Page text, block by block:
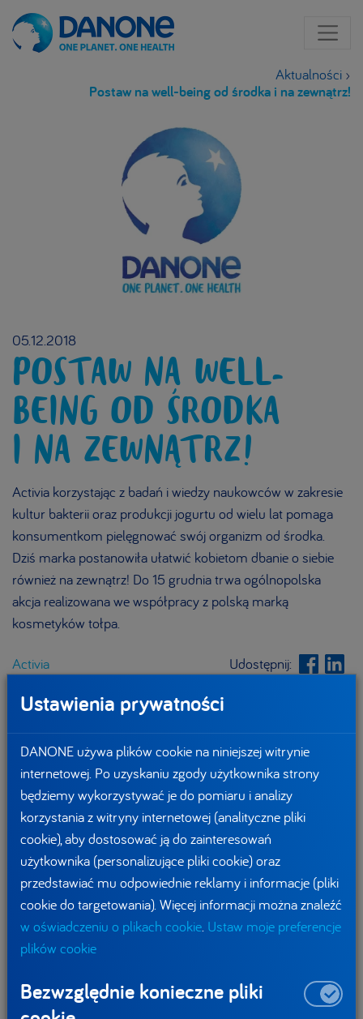
Aktualności ›
Postaw na well-being od środka i na zewnątrz!
05.12.2018
POSTAW NA WELL-
BEING OD ŚRODKA
I NA ZEWNĄTRZ!
Activia korzystając z badań i wiedzy naukowców w zakresie
kultur bakterii oraz produkcji jogurtu od wielu lat pomaga
konsumentkom pielęgnować swój organizm od środka.
Dziś marka postanowiła ułatwić kobietom dbanie o siebie
również na zewnątrz! Do 15 grudnia trwa ogólnopolska
akcja realizowana we współpracy z polską marką
kosmetyków tołpa.
Activia Udostępnij:
W trosce o zdrowie staramy się częściej jeść warzywa
i owoce (ok. 70 % ankietowanych), dbamy o regularne
nawodnienie (66 %) oraz sięgamy po przetwory mleczne
(51 %) - potwierdzają badania Ipsos przeprowadzone na
zlecenie Danone*. Wśród tych ostatnich składników menu
szczególnie warto zwrócić uwagę na takie, które zawierają
żywe kultury bakterii oraz składniki mineralne. Jogurty
Activia mają wapń wspomagający prawidłowe
funkcjonowanie enzymów trawiennych oraz żywe kultury
bakterii jogurtowych, które poprawiają trawienie zawartej
w produkcie laktozy. Jest to szczególnie ważna kwestia dla
osób mających trudności z trawieniem tego składnika.
samopoczucie i zbilansowaną dietę każdego dnia, ale trudno
Ustawienia prywatności
DANONE używa plików cookie na niniejszej witrynie
internetowej. Po uzyskaniu zgody użytkownika strony
będziemy wykorzystywać je do pomiaru i analizy
korzystania z witryny internetowej (analityczne pliki
cookie), aby dostosować ją do zainteresowań
użytkownika (personalizujące pliki cookie) oraz
przedstawiać mu odpowiednie reklamy i informacje (pliki
cookie do targetowania). Więcej informacji można znaleźć
w oświadczeniu o plikach cookie. Ustaw moje preferencje
plików cookie
Bezwzględnie konieczne pliki